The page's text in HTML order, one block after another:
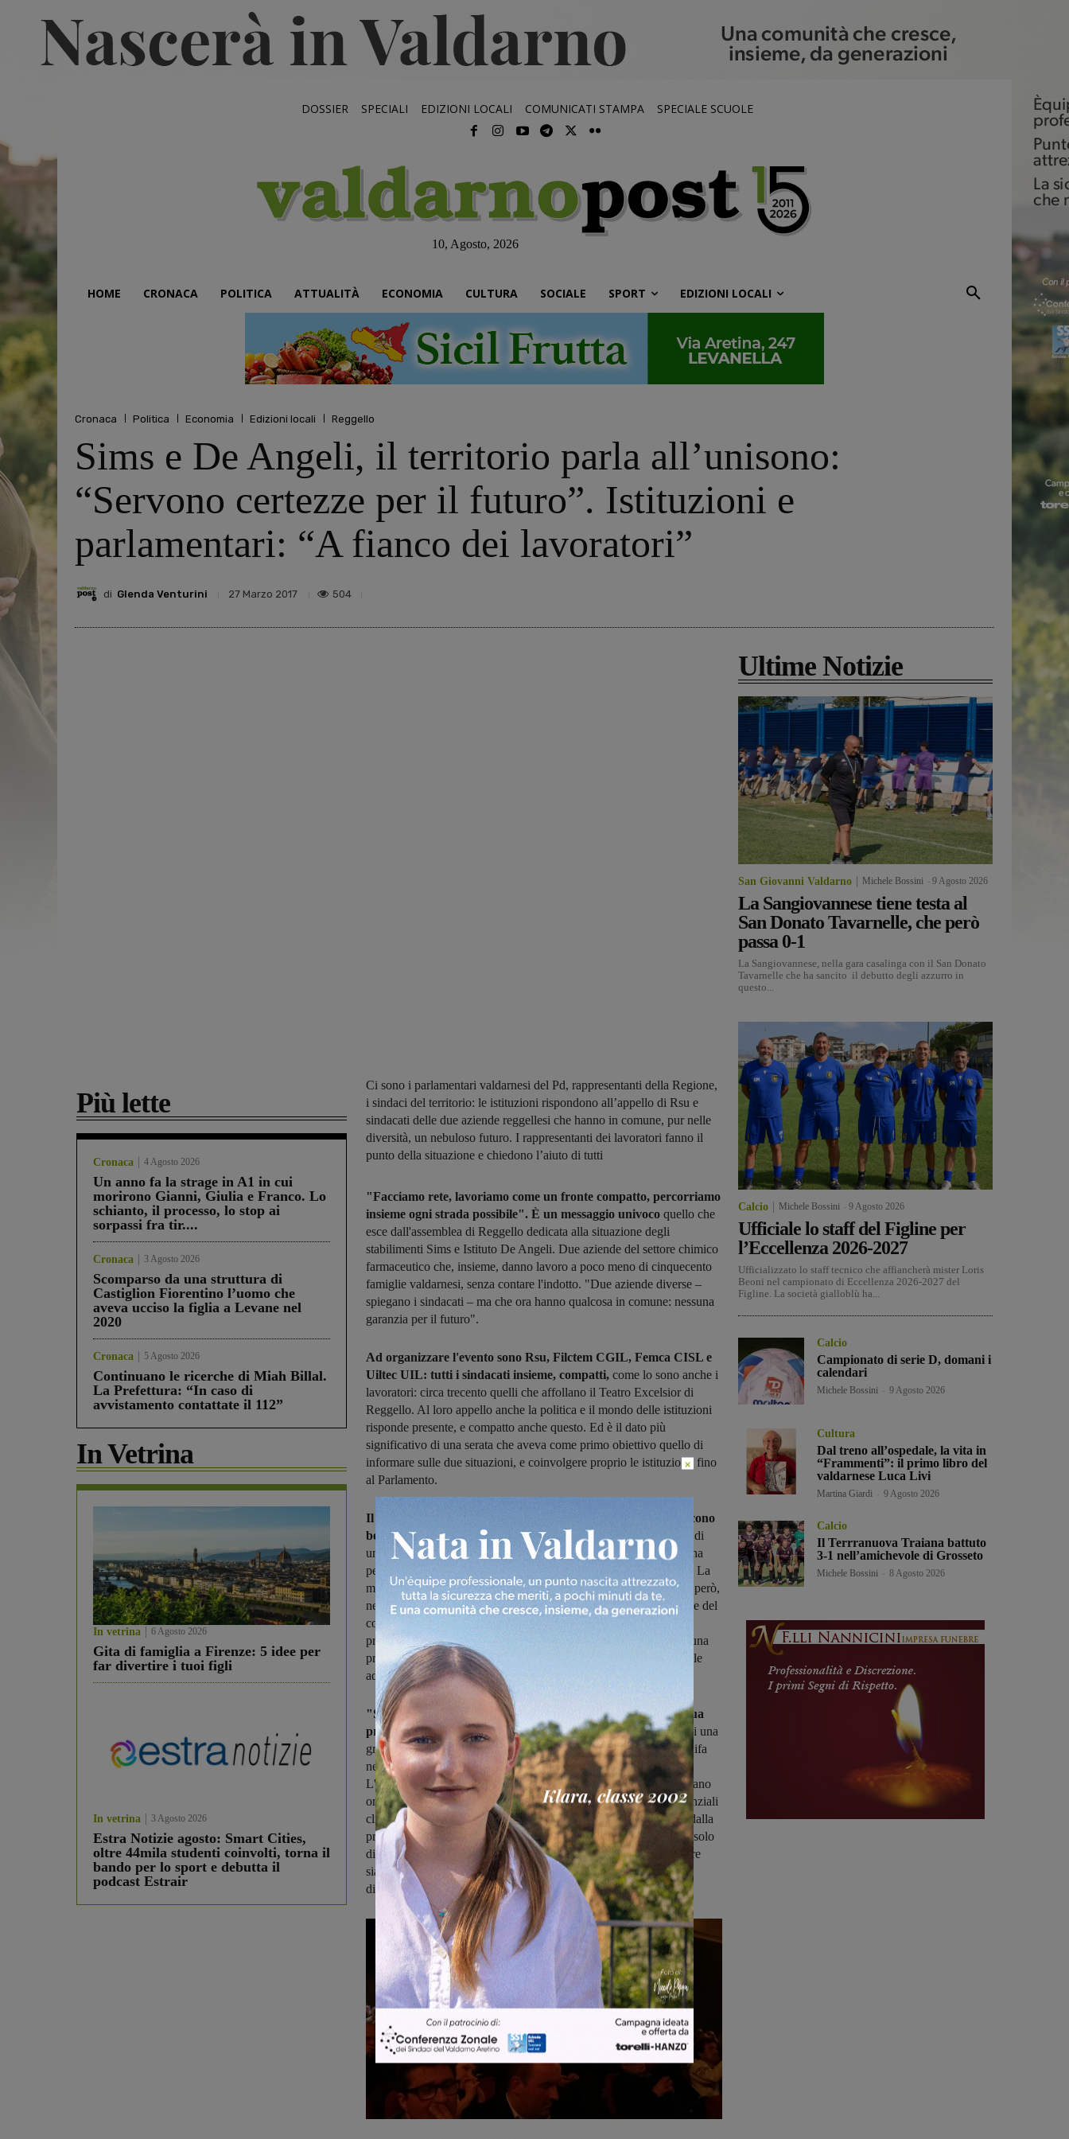
DOSSIER SPECIALI EDIZIONI LOCALI COMUNICATI STAMPA SPECIALE SCUOLE
10, Agosto, 2026
HOME CRONACA POLITICA ATTUALITÀ ECONOMIA CULTURA SOCIALE SPORT EDIZIONI LOCALI
Cronaca Politica Economia Edizioni locali Reggello
Sims e De Angeli, il territorio parla all’unisono:
“Servono certezze per il futuro”. Istituzioni e
parlamentari: “A fianco dei lavoratori”
di Glenda Venturini 27 Marzo 2017 504
Più lette
Cronaca 4 Agosto 2026
Un anno fa la strage in A1 in cui
morirono Gianni, Giulia e Franco. Lo
schianto, il processo, lo stop ai
sorpassi fra tir....
Cronaca 3 Agosto 2026
Scomparso da una struttura di
Castiglion Fiorentino l’uomo che
aveva ucciso la figlia a Levane nel
2020
Cronaca 5 Agosto 2026
Continuano le ricerche di Miah Billal.
La Prefettura: “In caso di
avvistamento contattate il 112”
In Vetrina
In vetrina 6 Agosto 2026
Gita di famiglia a Firenze: 5 idee per
far divertire i tuoi figli
In vetrina 3 Agosto 2026
Estra Notizie agosto: Smart Cities,
oltre 44mila studenti coinvolti, torna il
bando per lo sport e debutta il
podcast Estrair
Ci sono i parlamentari valdarnesi del Pd, rappresentanti della Regione,
i sindaci del territorio: le istituzioni rispondono all’appello di Rsu e
sindacati delle due aziende reggellesi che hanno in comune, pur nelle
diversità, un nebuloso futuro. I rappresentanti dei lavoratori fanno il
punto della situazione e chiedono l’aiuto di tutti
"Facciamo rete, lavoriamo come un fronte compatto, percorriamo
insieme ogni strada possibile". È un messaggio univoco quello che
esce dall'assemblea di Reggello dedicata alla situazione degli
stabilimenti Sims e Istituto De Angeli. Due aziende del settore chimico
farmaceutico che, insieme, danno lavoro a poco meno di cinquecento
famiglie valdarnesi, senza contare l'indotto. "Due aziende diverse –
spiegano i sindacati – ma che ora hanno qualcosa in comune: nessuna
garanzia per il futuro".
Ad organizzare l'evento sono Rsu, Filctem CGIL, Femca CISL e
Uiltec UIL: tutti i sindacati insieme, compatti, come lo sono anche i
lavoratori: circa trecento quelli che affollano il Teatro Excelsior di
Reggello. Al loro appello anche la politica e il mondo delle istituzioni
risponde presente, e compatto anche questo. Ed è il dato più
significativo di una serata che aveva come primo obiettivo quello di
informare sulle due situazioni, e coinvolgere proprio le istituzioni, fino
al Parlamento.
Il punto lo tracciano i delegati Rsu, che le due realtà le conoscono
bene. "L'Istituto De Angeli – spiega Luca Tilli –
è di proprietà di
una multinazionale francese del settore. Ma negli ultimi due anni ha
perso notevoli volumi di lavoro, anche se il conto per ora è attivo. La
mancanza di una vera e propria conduzione aziendale è evidente, però,
nel fatto che il management ha proposto per ora solo una riduzione del
costo del personale, senza corrispettivi, senza un futuro previsto o
programmato. Senza un piano industriale. Noi chiediamo invece una
prospettiva futura, e alla politica di vigilare e verificare se ci sono le
adeugate garanzie".
"Sims, invece – prende parola Andrea Giovacchini – con la sua
proprietà 'padronale', per così dire, soffre da metà del 2016di una
grossa flessione delle commesse, nonostante il riaccreditamento Aifa
nel 2014 dopo la sospensione, e nonostante gli investimenti fatti.
L'ultimo anno si è chiuso con un fatturato non sufficiente, e mancano
ordini: quello che percepiamo è una mancanza di fiducia dei potenziali
clienti in Sims. E di fronte a questo, il piano industriale proposto dalla
proprietà manca di una strategia chiara, seria e dettagliata, e parla solo
di riduzione di costi. Con queste premesse, temiamo che a rischiare
siano non solo i 35 lavoratori dichiarati in esubero, ma tutti i 130
dipendenti".
Ultime Notizie
San Giovanni Valdarno Michele Bossini 9 Agosto 2026
La Sangiovannese tiene testa al
San Donato Tavarnelle, che però
passa 0-1
La Sangiovannese, nella gara casalinga con il San Donato
Tavarnelle che ha sancito il debutto degli azzurro in
questo...
Calcio Michele Bossini 9 Agosto 2026
Ufficiale lo staff del Figline per
l’Eccellenza 2026-2027
Ufficializzato lo staff tecnico che affiancherà mister Loris
Beoni nel campionato di Eccellenza 2026-2027 del
Figline. La società gialloblù ha...
Calcio
Campionato di serie D, domani i
calendari
Michele Bossini 9 Agosto 2026
Cultura
Dal treno all’ospedale, la vita in
“Frammenti”: il primo libro del
valdarnese Luca Livi
Martina Giardi 9 Agosto 2026
Calcio
Il Terrranuova Traiana battuto
3-1 nell’amichevole di Grosseto
Michele Bossini 8 Agosto 2026
×